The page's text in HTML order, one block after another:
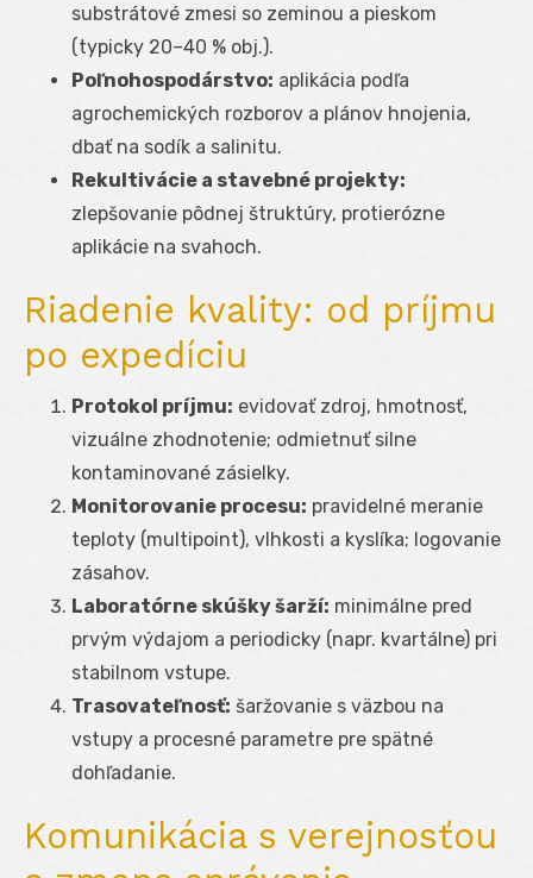
substrátové zmesi so zeminou a pieskom
(typicky 20–40 % obj.).
Poľnohospodárstvo: aplikácia podľa
agrochemických rozborov a plánov hnojenia,
dbať na sodík a salinitu.
Rekultivácie a stavebné projekty:
zlepšovanie pôdnej štruktúry, protierózne
aplikácie na svahoch.
Riadenie kvality: od príjmu
po expedíciu
Protokol príjmu: evidovať zdroj, hmotnosť,
vizuálne zhodnotenie; odmietnuť silne
kontaminované zásielky.
Monitorovanie procesu: pravidelné meranie
teploty (multipoint), vlhkosti a kyslíka; logovanie
zásahov.
Laboratórne skúšky šarží: minimálne pred
prvým výdajom a periodicky (napr. kvartálne) pri
stabilnom vstupe.
Trasovateľnosť: šaržovanie s väzbou na
vstupy a procesné parametre pre spätné
dohľadanie.
Komunikácia s verejnosťou